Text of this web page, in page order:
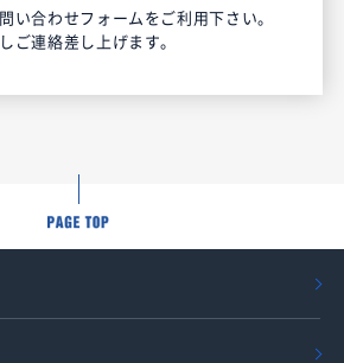
い合わせフォームをご利用下さい。
ご連絡差し上げます。